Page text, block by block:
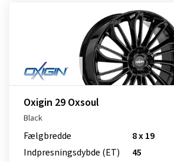
Oxigin 29 Oxsoul
Black
Fælgbredde
8 x 19
Indpresnings­dybde (ET)
45